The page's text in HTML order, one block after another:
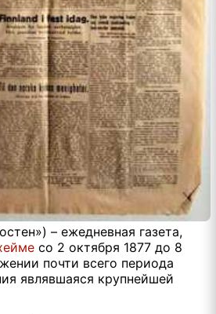
– ежедневная газета,
со 2 октября 1877 до 8
почти всего периода
являвшаяся крупнейшей